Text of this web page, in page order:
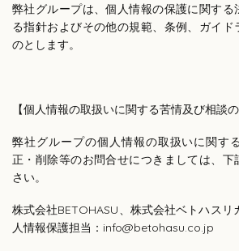
弊社グループは、個人情報の保護に関する
る指針およびその他の規範、条例、ガイド
のとします。
【個人情報の取扱いに関する苦情及び相談の
弊社グループの個人情報の取扱いに関す
正・削除等のお問合せにつきましては、
さい。
株式会社BETOHASU、株式会社ベトハスリ
人情報保護担当：info@betohasu.co.jp